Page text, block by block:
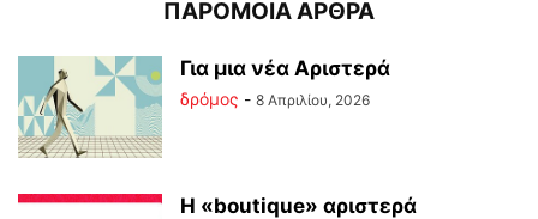
ΠΑΡΟΜΟΙΑ ΑΡΘΡΑ
Για μια νέα Αριστερά
δρόμος - 8 Απριλίου, 2026
Η «boutique» αριστερά